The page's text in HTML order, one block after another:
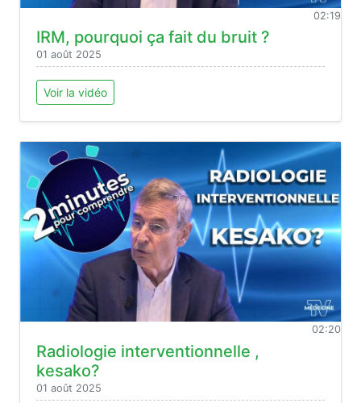
02:19
IRM, pourquoi ça fait du bruit ?
01 août 2025
Voir la vidéo
02:20
Radiologie interventionnelle ,
kesako?
01 août 2025